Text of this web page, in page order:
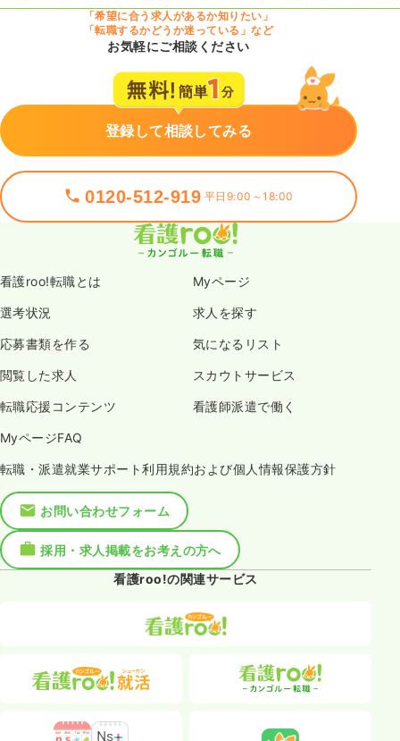
「希望に合う求人があるか知りたい」
「転職するかどうか迷っている」など
お気軽にご相談ください
登録して相談してみる
0120-512-919 平日9:00～18:00
看護roo!転職とは Myページ
選考状況 求人を探す
応募書類を作る 気になるリスト
閲覧した求人 スカウトサービス
転職応援コンテンツ 看護師派遣で働く
MyページFAQ
転職・派遣就業サポート利用規約および個人情報保護方針
お問い合わせフォーム
採用・求人掲載をお考えの方へ
看護roo!の関連サービス